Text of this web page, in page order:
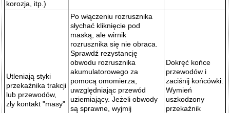
korozja, itp.)
Utleniają styki
przekaźnika trakcji
lub przewodów,
zły kontakt "masy"
Po włączeniu rozrusznika
słychać kliknięcie pod
maską, ale wirnik
rozrusznika się nie obraca.
Sprawdź rezystancję
obwodu rozrusznika
akumulatorowego za
pomocą omomierza,
uwzględniając przewód
uziemiający. Jeżeli obwody
są sprawne, wyjmij
Dokręć końce
przewodów i
zaciśnij końcówki.
Wymień
uszkodzony
przekaźnik